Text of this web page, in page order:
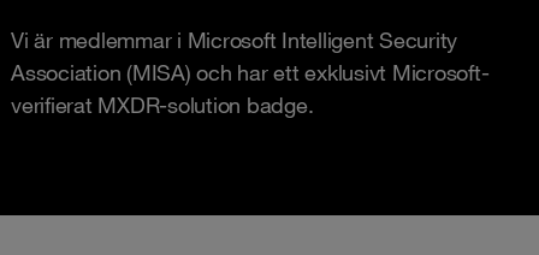
Vi är medlemmar i Microsoft Intelligent Security
Association (MISA) och har ett exklusivt Microsoft-
verifierat MXDR-solution badge.